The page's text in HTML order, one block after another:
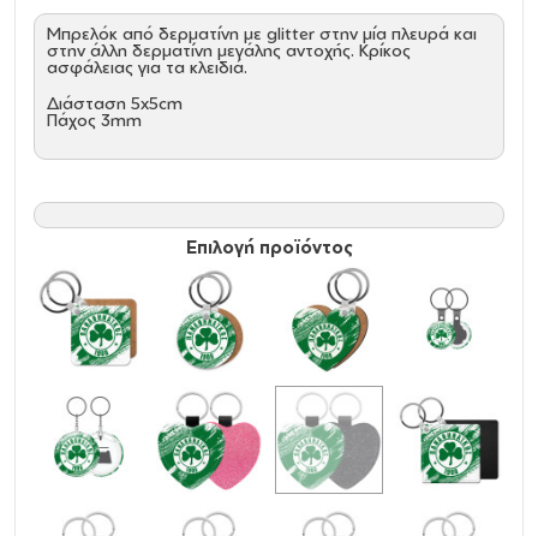
Mπρελόκ από δερματίνη με glitter στην μία πλευρά και
στην άλλη δερματίνη μεγάλης αντοχής. Κρίκος
ασφάλειας για τα κλειδιά.
Διάσταση 5x5cm
Πάχος 3mm
Επιλογή προϊόντος